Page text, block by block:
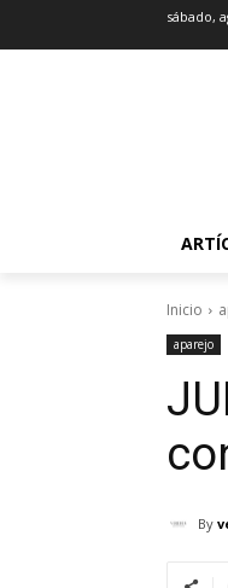
sábado,
Inicio
aparejo
By